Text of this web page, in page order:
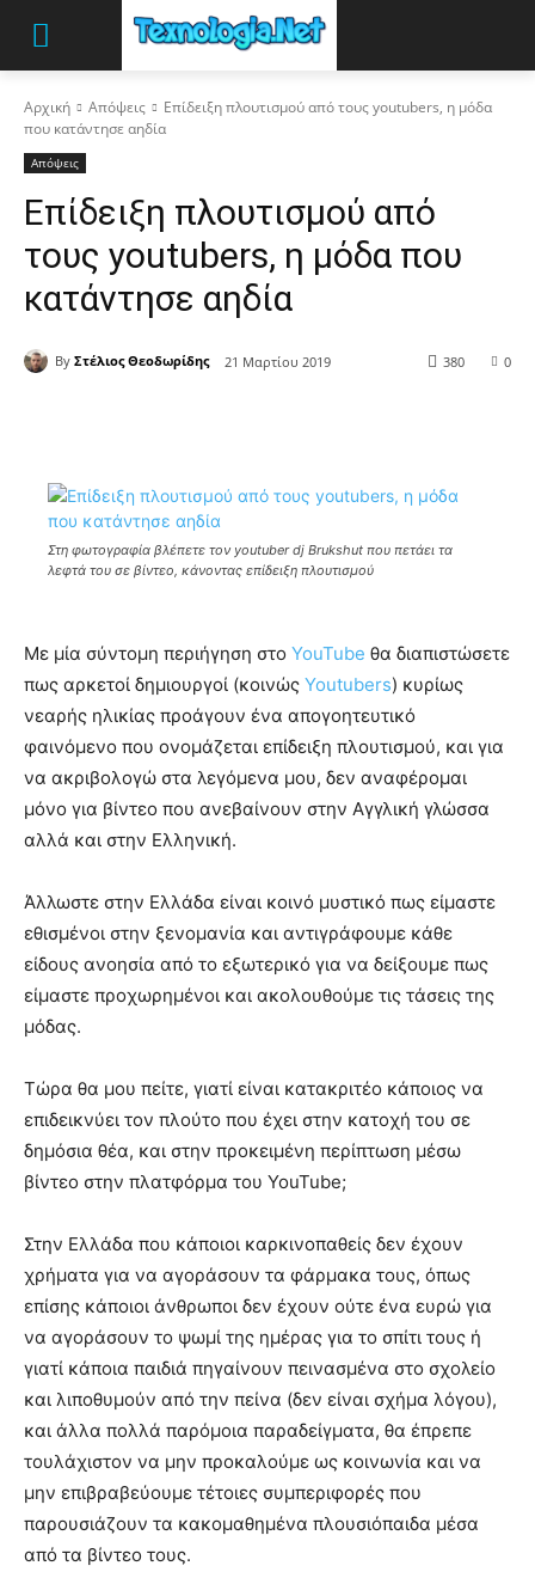
Αρχική Απόψεις
Επίδειξη πλουτισμού από τους youtubers, η μόδα
που κατάντησε αηδία
Απόψεις
Επίδειξη πλουτισμού από
τους youtubers, η μόδα που
κατάντησε αηδία
By Στέλιος Θεοδωρίδης 21 Μαρτίου 2019 0
380
Στη φωτογραφία βλέπετε τον youtuber dj Brukshut που πετάει τα
λεφτά του σε βίντεο, κάνοντας επίδειξη πλουτισμού
Με μία σύντομη περιήγηση στο YouTube θα διαπιστώσετε
πως αρκετοί δημιουργοί (κοινώς Youtubers) κυρίως
νεαρής ηλικίας προάγουν ένα απογοητευτικό
φαινόμενο που ονομάζεται επίδειξη πλουτισμού, και για
να ακριβολογώ στα λεγόμενα μου, δεν αναφέρομαι
μόνο για βίντεο που ανεβαίνουν στην Αγγλική γλώσσα
αλλά και στην Ελληνική.
Άλλωστε στην Ελλάδα είναι κοινό μυστικό πως είμαστε
εθισμένοι στην ξενομανία και αντιγράφουμε κάθε
είδους ανοησία από το εξωτερικό για να δείξουμε πως
είμαστε προχωρημένοι και ακολουθούμε τις τάσεις της
μόδας.
Τώρα θα μου πείτε, γιατί είναι κατακριτέο κάποιος να
επιδεικνύει τον πλούτο που έχει στην κατοχή του σε
δημόσια θέα, και στην προκειμένη περίπτωση μέσω
βίντεο στην πλατφόρμα του YouTube;
Στην Ελλάδα που κάποιοι καρκινοπαθείς δεν έχουν
χρήματα για να αγοράσουν τα φάρμακα τους, όπως
επίσης κάποιοι άνθρωποι δεν έχουν ούτε ένα ευρώ για
να αγοράσουν το ψωμί της ημέρας για το σπίτι τους ή
γιατί κάποια παιδιά πηγαίνουν πεινασμένα στο σχολείο
και λιποθυμούν από την πείνα (δεν είναι σχήμα λόγου),
και άλλα πολλά παρόμοια παραδείγματα, θα έπρεπε
τουλάχιστον να μην προκαλούμε ως κοινωνία και να
μην επιβραβεύουμε τέτοιες συμπεριφορές που
παρουσιάζουν τα κακομαθημένα πλουσιόπαιδα μέσα
από τα βίντεο τους.